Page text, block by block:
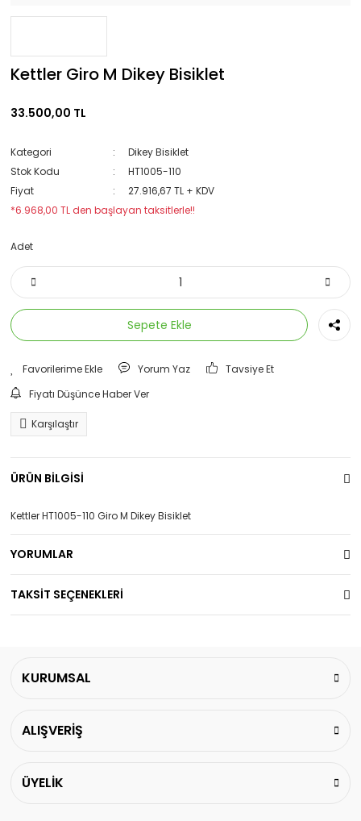
Kettler Giro M Dikey Bisiklet
33.500,00 TL
Kategori
Dikey Bisiklet
Stok Kodu
HT1005-110
Fiyat
27.916,67 TL + KDV
*6.968,00 TL den başlayan taksitlerle!!
Adet
Sepete Ekle
Yorum Yaz
Tavsiye Et
Fiyatı Düşünce Haber Ver
Karşılaştır
ÜRÜN BİLGİSİ
Kettler HT1005-110 Giro M Dikey Bisiklet
YORUMLAR
TAKSİT SEÇENEKLERİ
KURUMSAL
ALIŞVERİŞ
ÜYELİK